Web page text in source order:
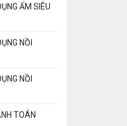
ẤM SIÊU
NỒI
NỒI
TOÁN